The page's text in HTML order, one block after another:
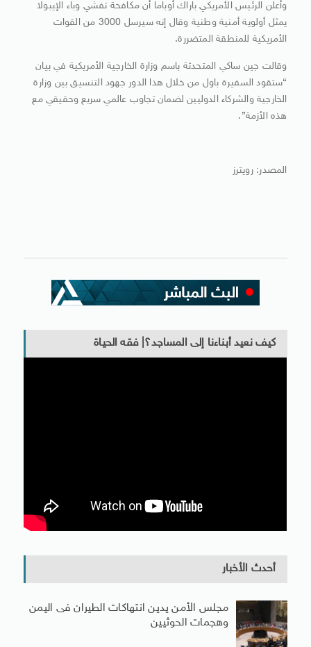
وأعلن الرئيس الأمريكي باراك أوباما أن مكافحة تفشي وباء الإيبولا
يمثل أولوية أمنية وطنية وقال إنه سيرسل 3000 من القوات
الأمريكية للمنطقة المتضررة.
وقالت جين ساكي المتحدثة باسم وزارة الخارجية الأمريكية في بيان
“ستقود السفيرة باول من خلال هذا الدور جهود التنسيق بين وزارة
الخارجية والشركاء الدوليين لضمان تجاوب عالمي سريع وحقيقي مع
هذه الأزمة”.
المصدر: رويترز
كيف نعيد أبناءنا إلى المساجد؟| فقه الحياة
أحدث الأخبار
مجلس الأمن يدين انتهاكات الطيران فى اليمن
وهجمات الحوثيين